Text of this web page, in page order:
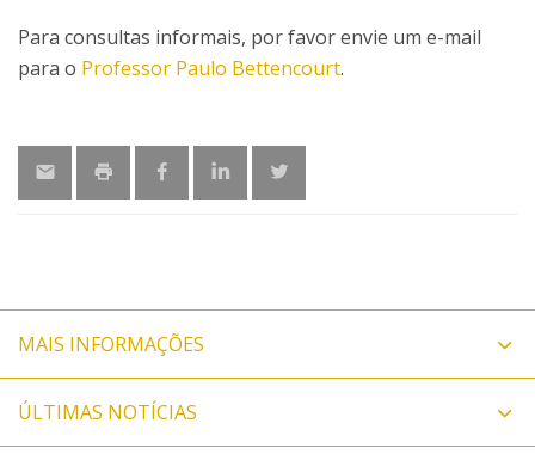
Para consultas informais, por favor envie um e-mail
para o Professor Paulo Bettencourt.
MAIS INFORMAÇÕES
ÚLTIMAS NOTÍCIAS